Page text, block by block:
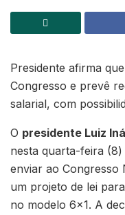
Presidente afirma
Congresso e prevê
salarial, com
O presidente Luiz
nesta quarta-feira
enviar ao Congresso
um projeto de lei
no modelo 6×1. A